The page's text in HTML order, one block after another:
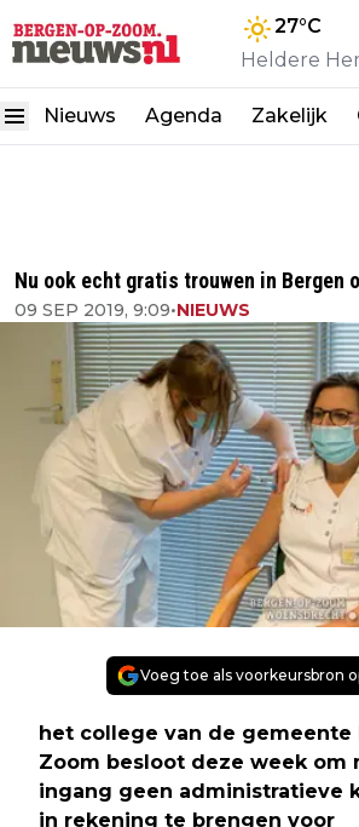
27°C
Heldere
Nieuws Agenda Zakelijk
Nu ook echt gratis trouwen in Bergen
09 SEP 2019, 9:09•NIEUWS
Voeg toe als voorkeursbron
het college van de gemeente
Zoom besloot deze week om
ingang geen administratieve
in rekening te brengen voor